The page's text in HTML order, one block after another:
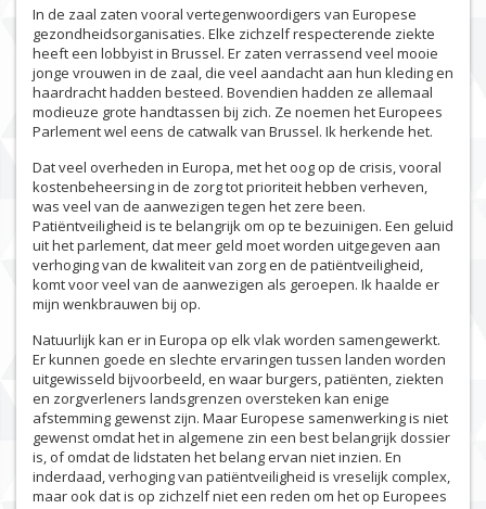
In de zaal zaten vooral vertegenwoordigers van Europese
gezondheidsorganisaties. Elke zichzelf respecterende ziekte
heeft een lobbyist in Brussel. Er zaten verrassend veel mooie
jonge vrouwen in de zaal, die veel aandacht aan hun kleding en
haardracht hadden besteed. Bovendien hadden ze allemaal
modieuze grote handtassen bij zich. Ze noemen het Europees
Parlement wel eens de catwalk van Brussel. Ik herkende het.
Dat veel overheden in Europa, met het oog op de crisis, vooral
kostenbeheersing in de zorg tot prioriteit hebben verheven,
was veel van de aanwezigen tegen het zere been.
Patiëntveiligheid is te belangrijk om op te bezuinigen. Een geluid
uit het parlement, dat meer geld moet worden uitgegeven aan
verhoging van de kwaliteit van zorg en de patiëntveiligheid,
komt voor veel van de aanwezigen als geroepen. Ik haalde er
mijn wenkbrauwen bij op.
Natuurlijk kan er in Europa op elk vlak worden samengewerkt.
Er kunnen goede en slechte ervaringen tussen landen worden
uitgewisseld bijvoorbeeld, en waar burgers, patiënten, ziekten
en zorgverleners landsgrenzen oversteken kan enige
afstemming gewenst zijn. Maar Europese samenwerking is niet
gewenst omdat het in algemene zin een best belangrijk dossier
is, of omdat de lidstaten het belang ervan niet inzien. En
inderdaad, verhoging van patiëntveiligheid is vreselijk complex,
maar ook dat is op zichzelf niet een reden om het op Europees